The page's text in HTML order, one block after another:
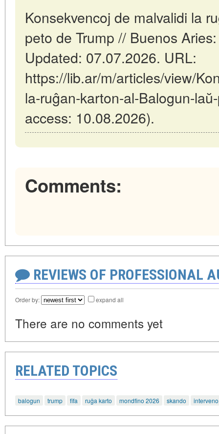
Konsekvencoj de malvalidi la
peto de Trump // Buenos
Updated: 07.07.2026. URL:
https://lib.ar/m/articles/view/
la-ruĝan-karton-al-Balogun-
access: 10.08.2026).
Comments:
REVIEWS OF PROFESSIONAL
Order by: expand all
There are no comments yet
RELATED TOPICS
balogun trump fifa ruĝa karto mondfino 2026 skando